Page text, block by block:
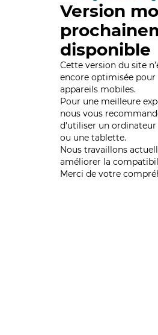
Version
disponible
Cette version du site
encore optimisée pour
appareils mobiles.
Pour une meilleure
nous vous
d'utiliser un ordinateur
ou une tablette.
Nous travaillons
améliorer la
Merci de votre